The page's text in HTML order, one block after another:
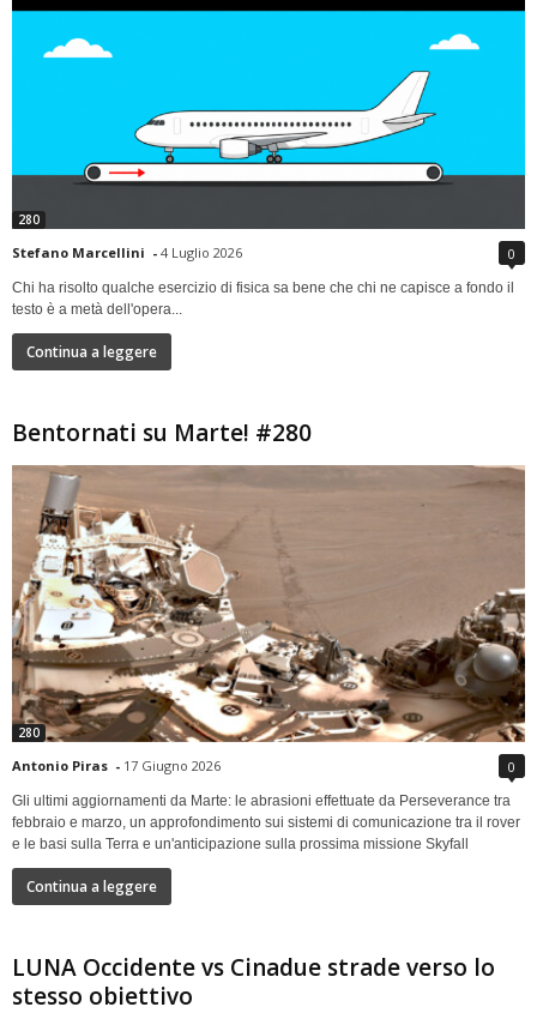
280
Stefano Marcellini - 4 Luglio 2026 0
Chi ha risolto qualche esercizio di fisica sa bene che chi ne capisce a fondo il
testo è a metà dell'opera...
Continua a leggere
Bentornati su Marte! #280
280
Antonio Piras - 17 Giugno 2026 0
Gli ultimi aggiornamenti da Marte: le abrasioni effettuate da Perseverance tra
febbraio e marzo, un approfondimento sui sistemi di comunicazione tra il rover
e le basi sulla Terra e un'anticipazione sulla prossima missione Skyfall
Continua a leggere
LUNA Occidente vs Cinadue strade verso lo
stesso obiettivo